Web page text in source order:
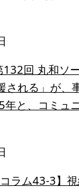
ラム
132回 丸和ソ
れる」が、
と、コミュ
コラム43-3】